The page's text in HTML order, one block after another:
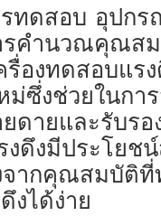
ทดสอบ อุปก
คำนวณคุณสม
องทดสอบแรง
ซึ่งช่วยในกา
ดายและรับร
ดึงมีประโยช
ากคุณสมบัติ
งได้ง่าย